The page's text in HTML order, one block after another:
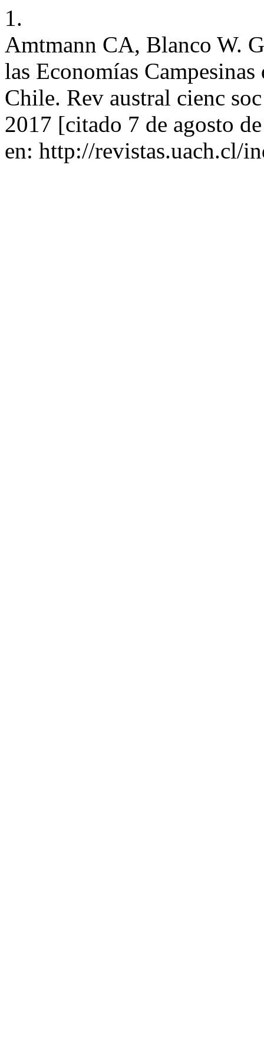
1.
Amtmann CA, Blanco W.
las Economías
Chile. Rev austral cienc
2017 [citado 7 de agosto
en: http://revistas.uach.cl/